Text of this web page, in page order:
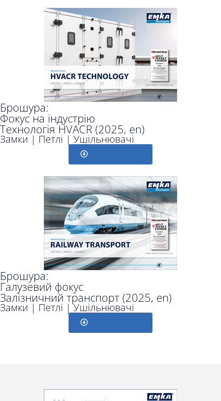
Брошура:
Фокус на індустрію
Технологія HVACR (2025, en)
Замки | Петлі | Ушільнювачі
Брошура:
Галузевий фокус
Залізничний транспорт (2025, en)
Замки | Петлі | Ушільнювачі